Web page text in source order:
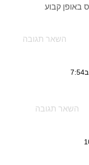
באופן קבוע
השאר תגובה
השאר תגובה